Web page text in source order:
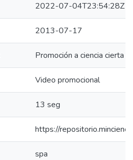
2022-07-04T23:54:28Z
2013-07-17
Promoción a ciencia cierta
Video promocional
13 seg
https://
spa